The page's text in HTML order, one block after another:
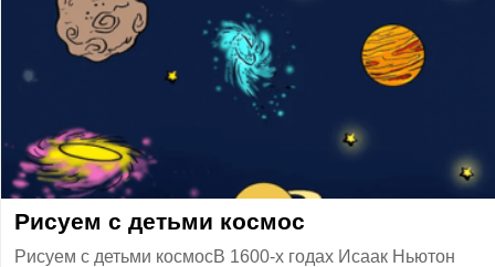
Рисуем с детьми космос
Рисуем с детьми космосВ 1600-х годах Исаак Ньютон